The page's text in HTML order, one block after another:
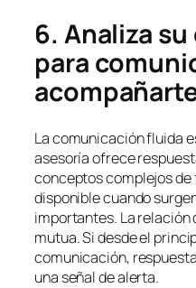
6. Analiza
para
La comunicación fluida
asesoría ofrece
conceptos complejos
disponible cuando
importantes. La relación
mutua. Si desde el
comunicación,
una señal de alerta.